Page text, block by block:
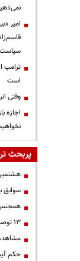
امیر
سیاست
ترامپ
است
وقتی
اجازه
پربحث
سوابق
همجنس
13 توصیه آسان برای رفع بوی بد دهان
حكم